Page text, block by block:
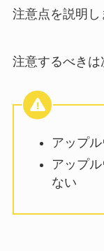
注意点を説明し
注意するべきは
アップ
アップ
ない